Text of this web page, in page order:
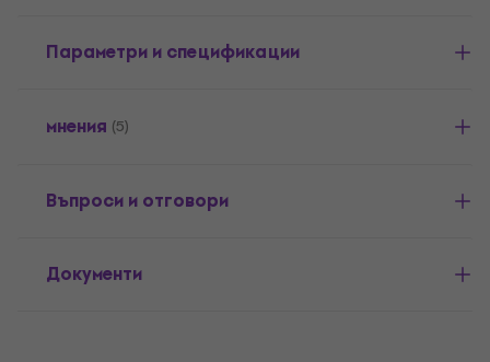
Параметри и спецификации
мнения (5)
Въпроси и отговори
Документи